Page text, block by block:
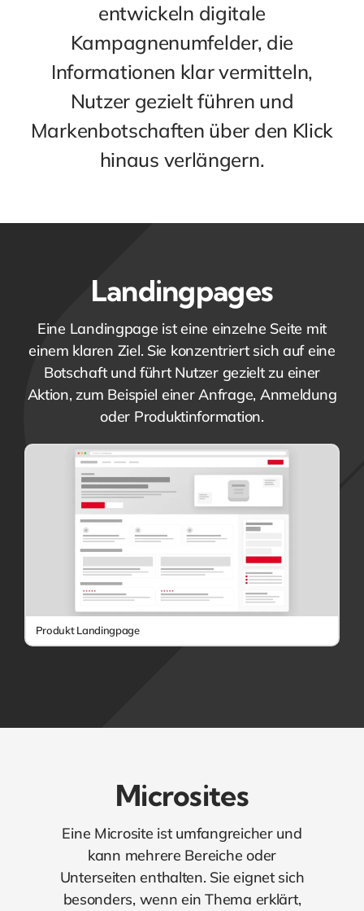
entwickeln digitale
Kampagnenumfelder, die
Informationen klar vermitteln,
Nutzer gezielt führen und
Markenbotschaften über den Klick
hinaus verlängern.
Landingpages
Eine Landingpage ist eine einzelne Seite mit
einem klaren Ziel. Sie konzentriert sich auf eine
Botschaft und führt Nutzer gezielt zu einer
Aktion, zum Beispiel einer Anfrage, Anmeldung
oder Produktinformation.
Produkt Landingpage
Microsites
Eine Microsite ist umfangreicher und
kann mehrere Bereiche oder
Unterseiten enthalten. Sie eignet sich
besonders, wenn ein Thema erklärt,